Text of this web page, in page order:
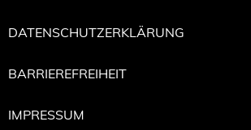
DATENSCHUTZERKLÄRUNG
BARRIEREFREIHEIT
IMPRESSUM